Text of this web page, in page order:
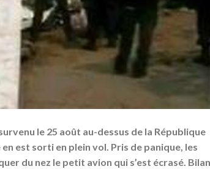
le 25 août au-dessus de la République
est sorti en plein vol. Pris de panique, les
du nez le petit avion qui s’est écrasé.